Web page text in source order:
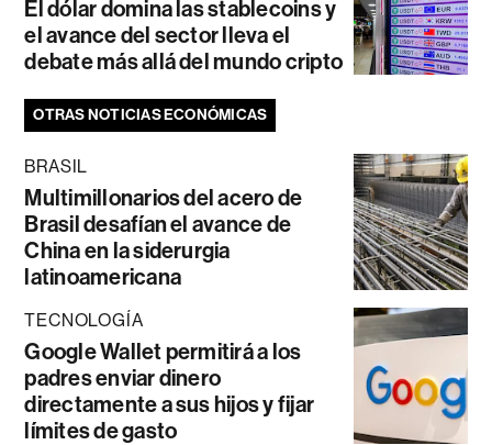
El dólar domina las stablecoins y
el avance del sector lleva el
debate más allá del mundo cripto
OTRAS NOTICIAS ECONÓMICAS
BRASIL
Multimillonarios del acero de
Brasil desafían el avance de
China en la siderurgia
latinoamericana
TECNOLOGÍA
Google Wallet permitirá a los
padres enviar dinero
directamente a sus hijos y fijar
límites de gasto